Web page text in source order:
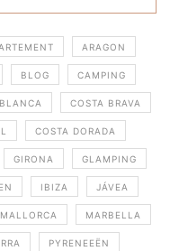
ARAGON
BLOG CAMPING
COSTA BRAVA
COSTA DORADA
GIRONA GLAMPING
IBIZA JÁVEA
MALLORCA MARBELLA
PYRENEEËN